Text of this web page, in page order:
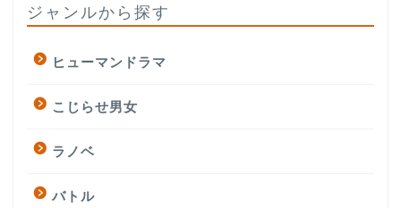
ジャンルから探す
ヒューマンドラマ
こじらせ男女
ラノベ
バトル